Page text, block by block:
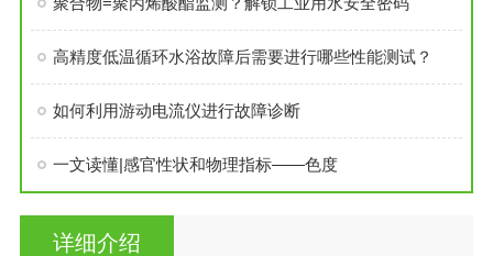
高精度低温循环水浴故障后需要进行哪些性能测试？
如何利用游动电流仪进行故障诊断
一文读懂|感官性状和物理指标——色度
详细介绍